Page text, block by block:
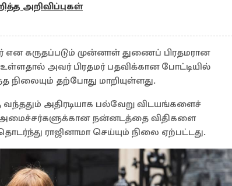
அறிவிப்புகள்
என கருதப்படும் முன்னாள் துணைப் பிரதமரான
அவர் பிரதமர் பதவிக்கான போட்டியில்
நிலையும் தற்போது மாறியுள்ளது.
வந்ததும் அதிரடியாக பல்வேறு விடயங்களைச்
நன்னடத்தை விதிகளை
ராஜினாமா செய்யும் நிலை ஏற்பட்டது.